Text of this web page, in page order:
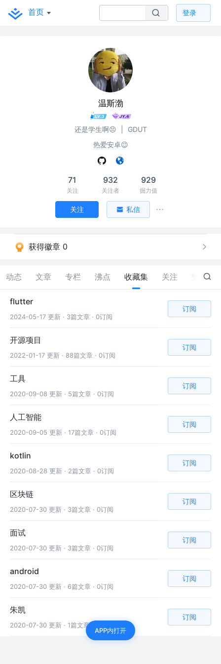
首页 登录
温斯渤
还是学生啊😣
GDUT
热爱安卓😉
71
关注
932
关注者
929
掘力值
关注 私信
获得徽章 0
动态 文章 专栏 沸点 收藏集 关注 138
flutter
2024-05-17 更新 · 3篇文章 · 0订阅
订阅
开源项目
2022-01-17 更新 · 88篇文章 · 0订阅
订阅
工具
2020-09-08 更新 · 5篇文章 · 0订阅
订阅
人工智能
2020-09-05 更新 · 17篇文章 · 0订阅
订阅
kotlin
2020-08-28 更新 · 2篇文章 · 0订阅
订阅
区块链
2020-07-30 更新 · 3篇文章 · 0订阅
订阅
面试
2020-07-30 更新 · 3篇文章 · 0订阅
订阅
android
2020-07-30 更新 · 6篇文章 · 0订阅
订阅
朱凯
2020-07-30 更新 · 1篇文章 · 0订阅
订阅
APP内打开